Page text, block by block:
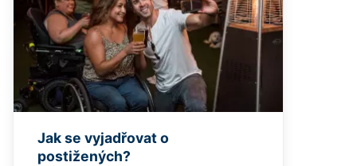
Jak se vyjadřovat o
postižených?